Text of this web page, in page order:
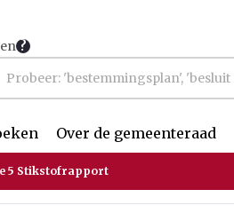
Over de gemeenteraad
5 Stikstofrapport